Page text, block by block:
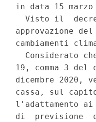
in data 15 marzo
Visto il
approvazione
cambiamenti
Considerato
19, comma 3
dicembre 2020,
cassa, sul
l'adattamento
di  previsione